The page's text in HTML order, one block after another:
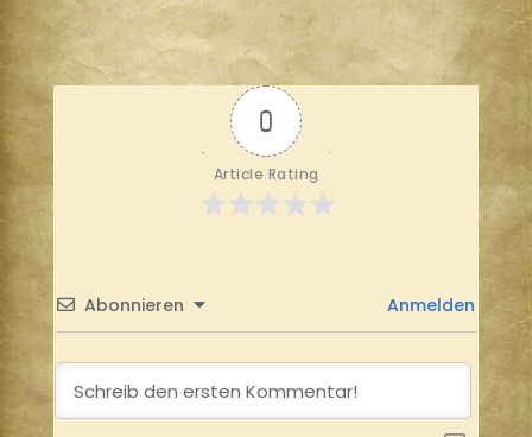
0
Article Rating
Abonnieren Anmelden